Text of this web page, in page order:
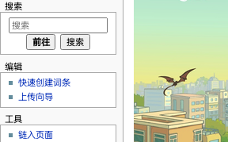
搜索
编辑
快速创建词条
上传向导
工具
链入页面